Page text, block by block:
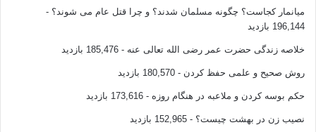
میانمار کجاست؟ چگونه مسلمان شدند؟ و چرا قتل عام می شوند؟ -
196,144 بازدید
خلاصه زندگی حضرت عمر رضی الله تعالی عنه - 185,476 بازدید
روش صحیح و علمی حفظ کردن - 180,570 بازدید
حکم بوسه کردن و ملاعبه در هنگام روزه - 173,616 بازدید
نصیب زن در بهشت چیست؟ - 152,965 بازدید